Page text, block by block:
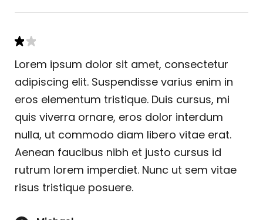
Lorem ipsum dolor sit amet, consectetur
adipiscing elit. Suspendisse varius enim in
eros elementum tristique. Duis cursus, mi
quis viverra ornare, eros dolor interdum
nulla, ut commodo diam libero vitae erat.
Aenean faucibus nibh et justo cursus id
rutrum lorem imperdiet. Nunc ut sem vitae
risus tristique posuere.